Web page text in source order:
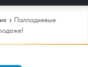
Палладиевые